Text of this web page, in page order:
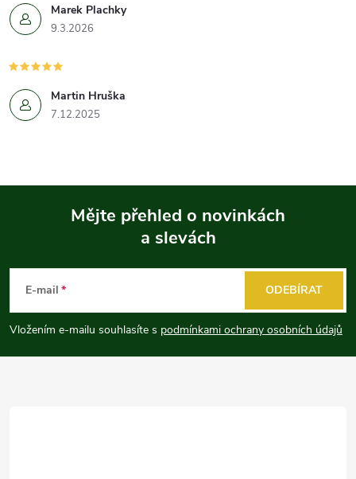
Marek Plachky
9.3.2026
Martin Hruška
7.12.2025
p
a
Mějte přehled o novinkách
a slevách
E-mail
Vložením e-mailu souhlasíte s podmínkami ochrany osobních údajů
ODEBÍRAT